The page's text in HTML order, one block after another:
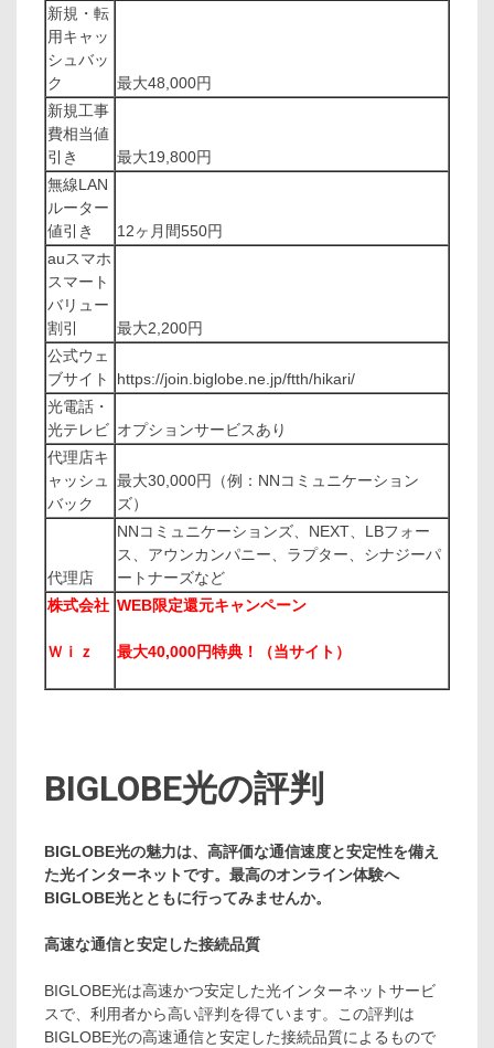
新規・転
用キャッ
シュバッ
ク
最大48,000円
新規工事
費相当値
引き
最大19,800円
無線LAN
ルーター
値引き
12ヶ月間550円
auスマホ
スマート
バリュー
割引
最大2,200円
公式ウェ
ブサイト
https://join.biglobe.ne.jp/ftth/hikari/
光電話・
光テレビ オプションサービスあり
代理店キ
ャッシュ
バック
最大30,000円（例：NNコミュニケーション
ズ）
代理店
NNコミュニケーションズ、NEXT、LBフォー
ス、アウンカンパニー、ラプター、シナジーパ
ートナーズなど
株式会社
Ｗｉｚ
WEB限定還元キャンペーン
最大40,000円特典！（当サイト）
BIGLOBE光の評判
BIGLOBE光の魅力は、高評価な通信速度と安定性を備え
た光インターネットです。 最高のオンライン体験へ
BIGLOBE光とともに行ってみませんか。
高速な通信と安定した接続品質
BIGLOBE光は高速かつ安定した光インターネットサービ
スで、利用者から高い評判を得ています。この評判は
BIGLOBE光の高速通信と安定した接続品質によるもので